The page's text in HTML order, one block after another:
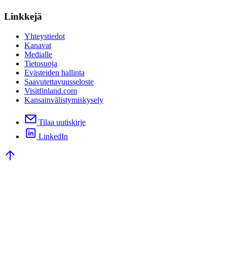
Linkkejä
Yhteystiedot
Kanavat
Medialle
Tietosuoja
Evästeiden hallinta
Saavutettavuusseloste
Visitfinland.com
Kansainvälistymiskysely
Tilaa uutiskirje
LinkedIn